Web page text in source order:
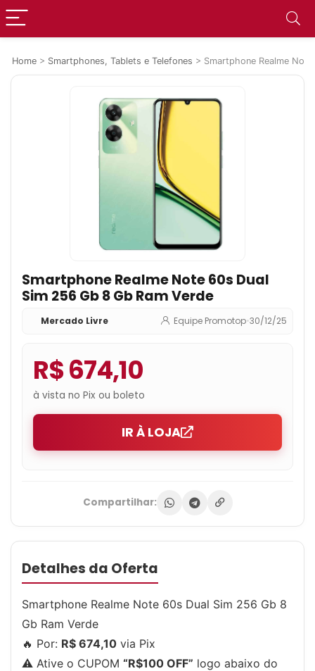
Home > Smartphones, Tablets e Telefones > Smartphone Realme
Smartphone Realme Note 60s Dual
Sim 256 Gb 8 Gb Ram Verde
Mercado Livre Equipe Promotop•30/12/25
R$ 674,10
à vista no Pix ou boleto
IR À LOJA
Compartilhar:
Detalhes da Oferta
Smartphone Realme Note 60s Dual Sim 256 Gb 8
Gb Ram Verde
🔥 Por: R$ 674,10 via Pix
⚠️ Ative o CUPOM “R$100 OFF” logo abaixo do